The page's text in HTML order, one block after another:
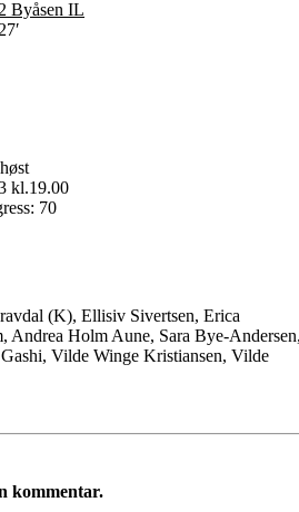
Byåsen IL
kl.19.00
70
(K), Ellisiv Sivertsen, Erica
Andrea Holm Aune, Sara Bye-
Vilde Winge Kristiansen, Vilde
kommentar.